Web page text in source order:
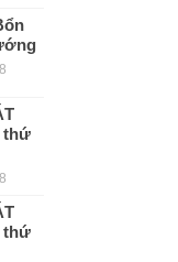
thứ
thứ